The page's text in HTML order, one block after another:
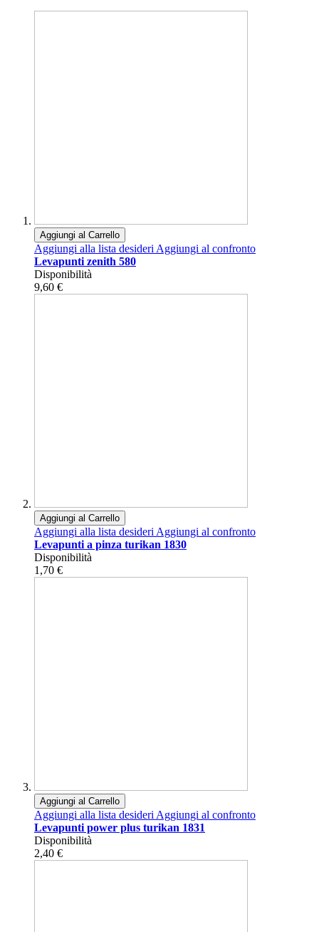
Aggiungi al Carrello
Aggiungi alla lista desideriAggiungi al confronto
Levapunti zenith 580
Disponibilità
9,60 €
Aggiungi al Carrello
Aggiungi alla lista desideriAggiungi al confronto
Levapunti a pinza turikan 1830
Disponibilità
1,70 €
Aggiungi al Carrello
Aggiungi alla lista desideriAggiungi al confronto
Levapunti power plus turikan 1831
Disponibilità
2,40 €